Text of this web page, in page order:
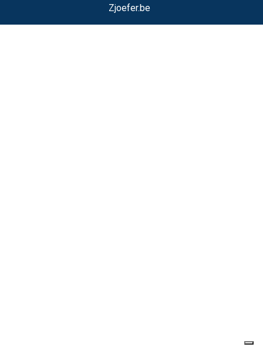
Zjoefer.be